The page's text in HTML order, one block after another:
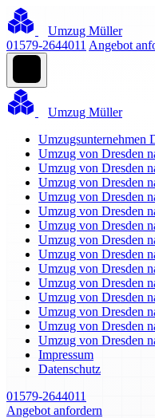
Umzug Müller
01579-2644011 Angebot
Umzug Müller
Umzugsunternehmen
Umzug von Dresden
Umzug von Dresden
Umzug von Dresden
Umzug von Dresden
Umzug von Dresden
Umzug von Dresden
Umzug von Dresden
Umzug von Dresden
Umzug von Dresden
Umzug von Dresden
Umzug von Dresden
Umzug von Dresden
Umzug von Dresden
Umzug von Dresden
Impressum
Datenschutz
01579-2644011
Angebot anfordern